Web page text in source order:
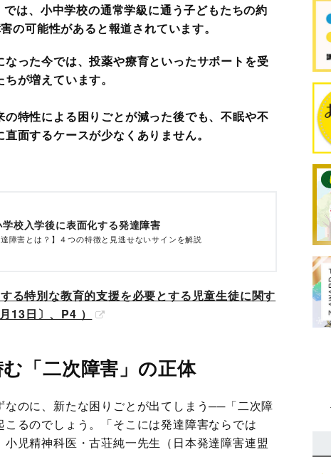
は、小中学校の通常学級に通う子どもたちの約
の可能性があると報道されています。
った今では、投薬や療育といったサポートを受
が増えています。
特性による困りごとが減った後でも、不眠や不
面するケースが少なくありません。
学校入学後に表面化する発達障害
達障害とは？】４つの特徴と見逃せないサインを解説
る特別な教育的支援を必要とする児童生徒に関す
13日〕、P4 ）
「二次障害」の正体
のに、新たな困りごとが出てしまう──「二次障
るのでしょう。「そこには発達障害ならでは
児精神科医・古荘純一先生（日本発達障害連盟